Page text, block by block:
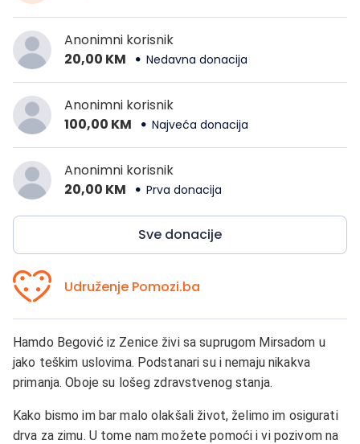
Anonimni korisnik
20,00 KM
Nedavna donacija
Anonimni korisnik
100,00 KM
Najveća donacija
Anonimni korisnik
20,00 KM
Prva donacija
Sve donacije
Udruženje Pomozi.ba
Hamdo Begović iz Zenice živi sa suprugom Mirsadom u
jako teškim uslovima. Podstanari su i nemaju nikakva
primanja. Oboje su lošeg zdravstvenog stanja.
Kako bismo im bar malo olakšali život, želimo im osigurati
drva za zimu. U tome nam možete pomoći i vi pozivom na